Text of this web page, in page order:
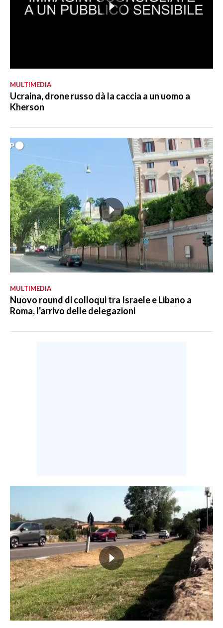
MULTIMEDIA
Ucraina, drone russo dà la caccia a un uomo a
Kherson
MULTIMEDIA
Nuovo round di colloqui tra Israele e Libano a
Roma, l'arrivo delle delegazioni